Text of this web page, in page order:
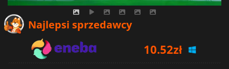
Najlepsi sprzedawcy
11.08zł